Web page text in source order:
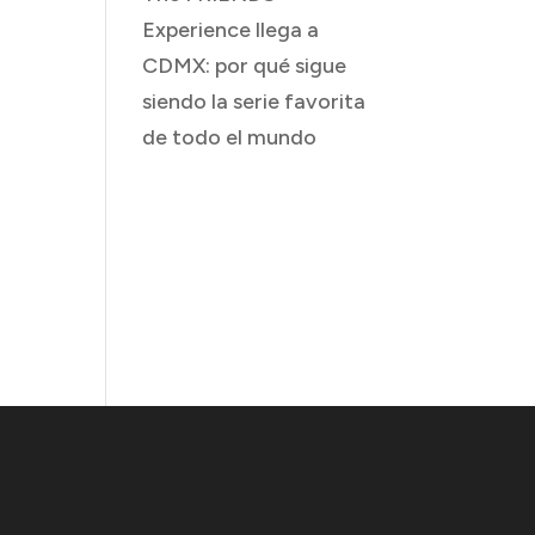
Experience llega a
CDMX: por qué sigue
siendo la serie favorita
de todo el mundo